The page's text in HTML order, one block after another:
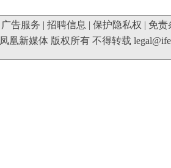
广告服务 | 招聘信息 | 保护隐私权 | 免责
凤凰新媒体 版权所有 不得转载